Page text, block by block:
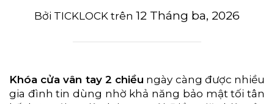
Bởi TICKLOCK trên 12 Tháng ba, 2026
Khóa cửa vân tay 2 chiều ngày càng được nhiều
gia đình tin dùng nhờ khả năng bảo mật tối tân